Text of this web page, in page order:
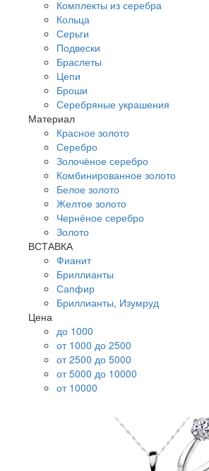
Комплекты из серебра
Кольца
Серьги
Подвески
Браслеты
Цепи
Броши
Серебряные украшения
Материал
Красное золото
Серебро
Золочёное серебро
Комбинированное золото
Белое золото
Желтое золото
Чернёное серебро
Золото
ВСТАВКА
Фианит
Бриллианты
Сапфир
Бриллианты, Изумруд
Цена
до 1000
от 1000 до 2500
от 2500 до 5000
от 5000 до 10000
от 10000